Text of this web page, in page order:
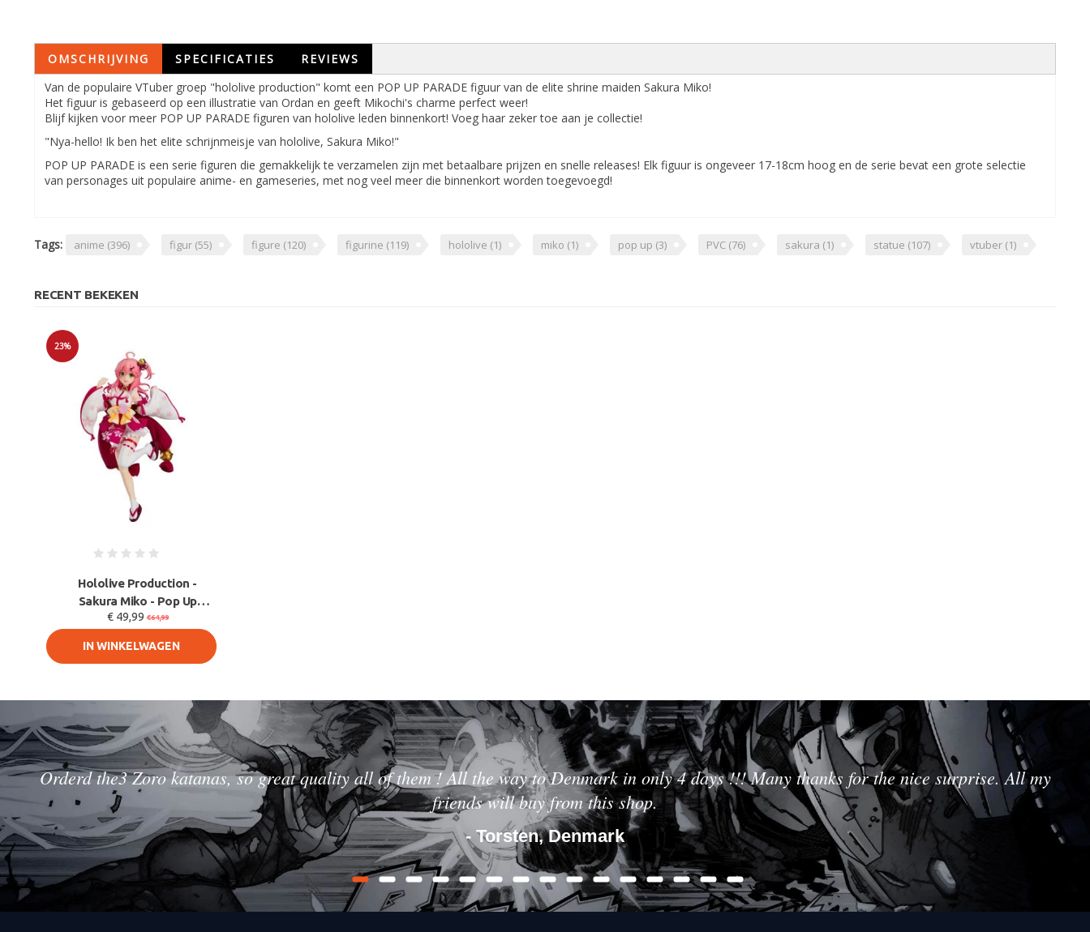
OMSCHRIJVING SPECIFICATIES
REVIEWS
Van de populaire VTuber groep "hololive production" komt een POP UP PARADE figuur van de elite shrine maiden Sakura Miko!
Het figuur is gebaseerd op een illustratie van Ordan en geeft Mikochi's charme perfect weer!
Blijf kijken voor meer POP UP PARADE figuren van hololive leden binnenkort! Voeg haar zeker toe aan je collectie!
"Nya-hello! Ik ben het elite schrijnmeisje van hololive, Sakura Miko!"
POP UP PARADE is een serie figuren die gemakkelijk te verzamelen zijn met betaalbare prijzen en snelle releases! Elk figuur is ongeveer 17-18cm hoog en de serie bevat een grote selectie
van personages uit populaire anime- en gameseries, met nog veel meer die binnenkort worden toegevoegd!
Tags: anime (396) figur (55) figure (120) figurine (119) hololive (1) miko (1) pop up (3) PVC (76) sakura (1) statue (107) vtuber (1)
RECENT BEKEKEN
23%
Hololive Production -
Sakura Miko - Pop Up
Parade Figuur 17 cm
€ 49,99 €64,99
IN WINKELWAGEN
Orderd the3 Zoro katanas, so great quality all of them ! All the way to Denmark in only 4 days !!! Many thanks for the nice surprise. All my
friends will buy from this shop.
- Torsten, Denmark